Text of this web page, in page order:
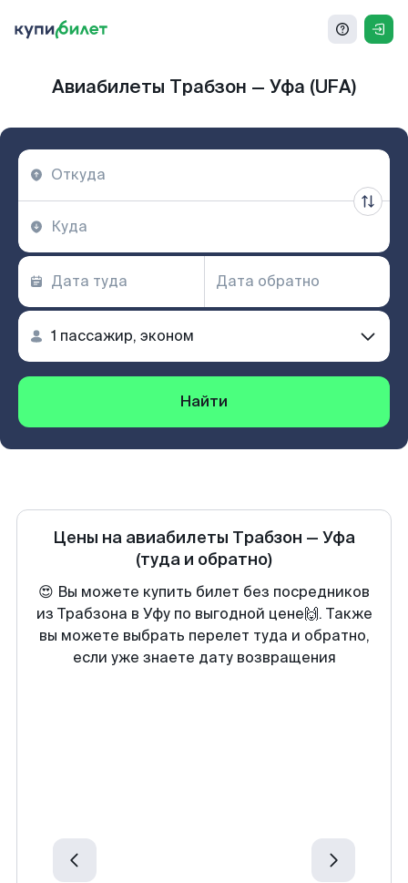
Авиабилеты Трабзон — Уфа (UFA)
Найти
Цены на авиабилеты Трабзон — Уфа
(туда и обратно)
😍 Вы можете купить билет без посредников
из Трабзона в Уфу по выгодной цене🙌. Также
вы можете выбрать перелет туда и обратно,
если уже знаете дату возвращения